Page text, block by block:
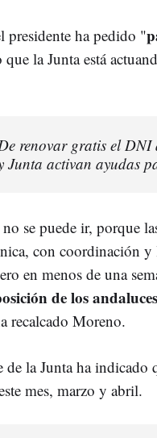
presidente ha pedido "
que la Junta está
renovar gratis el DNI
Junta activan ayudas
se puede ir, porque
con coordinación
en menos de una
de los andaluces
recalcado Moreno.
de la Junta ha
mes, marzo y abril.